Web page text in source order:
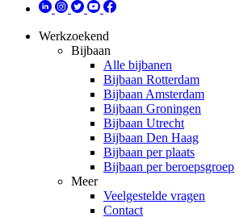
Werkzoekend
Bijbaan
Alle bijbanen
Bijbaan Rotterdam
Bijbaan Amsterdam
Bijbaan Groningen
Bijbaan Utrecht
Bijbaan Den Haag
Bijbaan per plaats
Bijbaan per beroepsgroep
Meer
Veelgestelde vragen
Contact